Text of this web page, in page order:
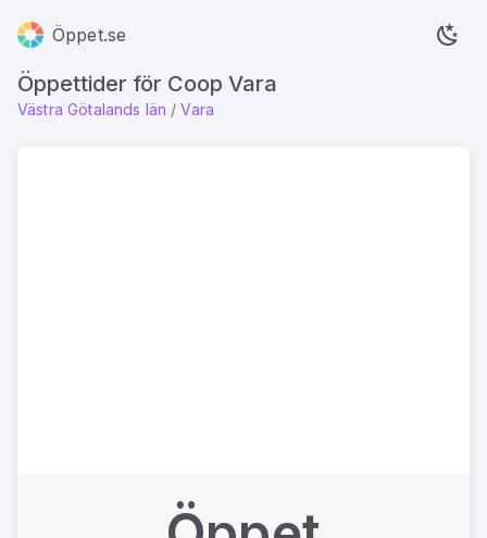
Öppet.se
Öppettider för Coop Vara
Västra Götalands län / Vara